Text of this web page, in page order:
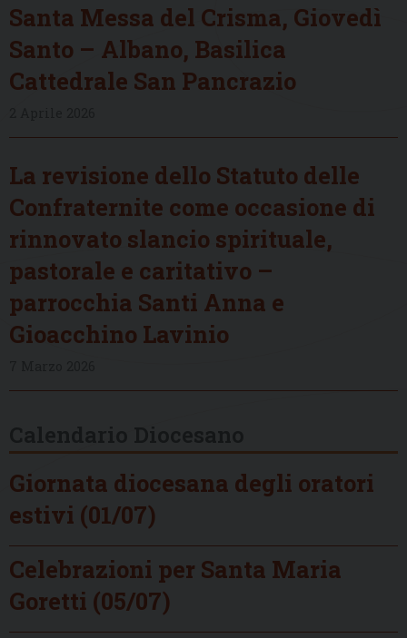
Santa Messa del Crisma, Giovedì
Santo – Albano, Basilica
Cattedrale San Pancrazio
La revisione dello Statuto delle
Confraternite come occasione di
rinnovato slancio spirituale,
pastorale e caritativo –
parrocchia Santi Anna e
Gioacchino Lavinio
Giornata diocesana degli oratori
estivi (01/07)
Celebrazioni per Santa Maria
Goretti (05/07)